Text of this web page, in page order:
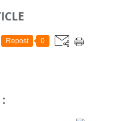
Repost 0